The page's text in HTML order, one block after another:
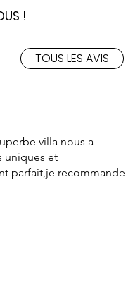
!
TOUS LES AVIS
villa nous a
uniques et
parfait,je recommande